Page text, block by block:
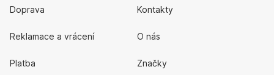
Doprava
Reklamace a vrácení
Platba
Kontakty
O nás
Značky